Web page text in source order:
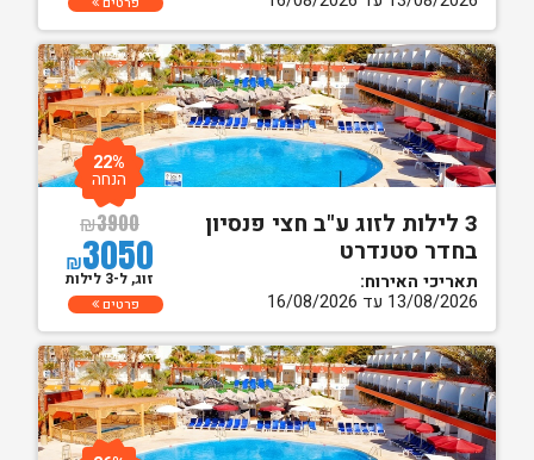
3 לילות לזוג ע"ב חצי פנסיון
בחדר סטנדרט
תאריכי האירוח:
13/08/2026 עד 16/08/2026
₪3900
₪3050
22%
הנחה
זוג, ל-3 לילות
פרטים